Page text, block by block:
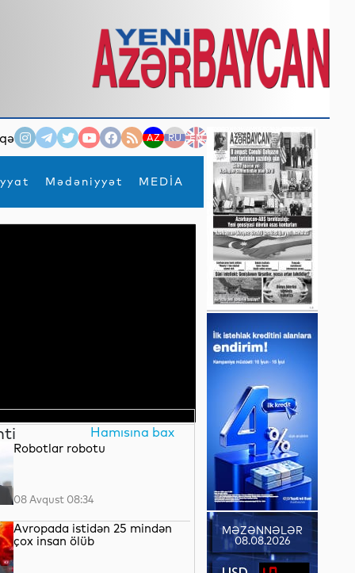
AZ RU EN
Mədəniyyət MEDİA
×
Hamısına bax
Robotlar robotu
08 Avqust 08:34
Avropada istidən 25 mindən
çox insan ölüb
MƏZƏNNƏLƏR
08.08.2026